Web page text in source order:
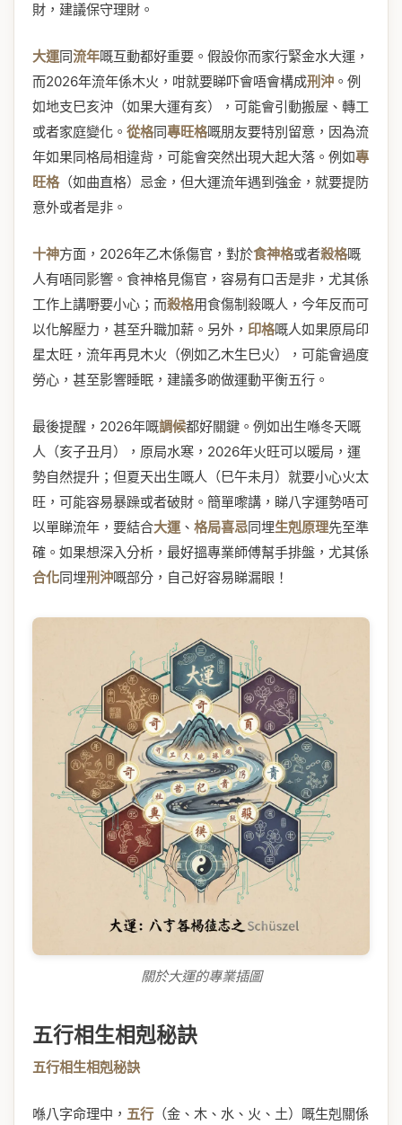
財，建議保守理財。
大運同流年嘅互動都好重要。假設你而家行緊金水大運，
而2026年流年係木火，咁就要睇吓會唔會構成刑沖 。例
如地支巳亥沖（如果大運有亥），可能會引動搬屋、轉工
或者家庭變化。 從格同專旺格嘅朋友要特別留意，因為流
年如果同格局相違背，可能會突然出現大起大落。例如專
旺格（如曲直格）忌金，但大運流年遇到強金，就要提防
意外或者是非。
十神方面，2026年乙木係傷官，對於食神格或者殺格嘅
人有唔同影響。食神格見傷官，容易有口舌是非，尤其係
工作上講嘢要小心；而殺格用食傷制殺嘅人，今年反而可
以化解壓力，甚至升職加薪。另外， 印格嘅人如果原局印
星太旺，流年再見木火（例如乙木生巳火），可能會過度
勞心，甚至影響睡眠，建議多啲做運動平衡五行。
最後提醒，2026年嘅調候都好關鍵。例如出生喺冬天嘅
人（亥子丑月），原局水寒，2026年火旺可以暖局，運
勢自然提升；但夏天出生嘅人（巳午未月）就要小心火太
旺，可能容易暴躁或者破財。簡單嚟講，睇八字運勢唔可
以單睇流年，要結合大運 、 格局喜忌同埋生剋原理先至準
確。如果想深入分析，最好搵專業師傅幫手排盤，尤其係
合化同埋刑沖嘅部分，自己好容易睇漏眼！
關於大運的專業插圖
五行相生相剋秘訣
五行相生相剋秘訣
喺八字命理中， 五行 （金、木、水、火、土）嘅生剋關係